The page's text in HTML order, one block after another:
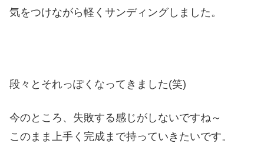
気をつけながら軽くサンディングしました。
段々とそれっぽくなってきました(笑)
今のところ、失敗する感じがしないですね～
このまま上手く完成まで持っていきたいです。